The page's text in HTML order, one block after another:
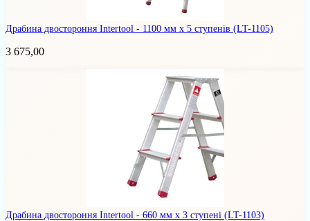
Драбина двостороння Intertool - 1100 мм x 5 ступенів (LT-1105)
3 675,00
Драбина двостороння Intertool - 660 мм x 3 ступені (LT-1103)